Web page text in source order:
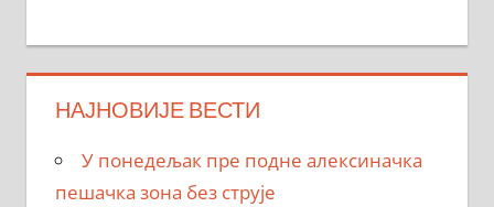
НАЈНОВИЈЕ ВЕСТИ
У понедељак пре подне алексиначка
пешачка зона без струје